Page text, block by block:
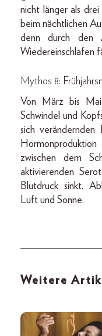
nicht länger als
beim nächtlichen
denn durch den
Wiedereinschlafen
Mythos 8:
Von März bis
Schwindel und
sich verändernden
zwischen dem
aktivierenden
Blutdruck sinkt.
Luft und Sonne.
Weitere